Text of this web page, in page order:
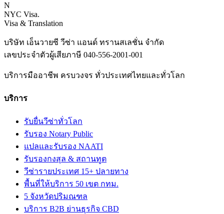
N
NYC Visa.
Visa & Translation
บริษัท เอ็นวายซี วีซ่า แอนด์ ทรานสเลชั่น จำกัด
เลขประจำตัวผู้เสียภาษี 040-556-2001-001
บริการมืออาชีพ ครบวงจร ทั่วประเทศไทยและทั่วโลก
บริการ
รับยื่นวีซ่าทั่วโลก
รับรอง Notary Public
แปลและรับรอง NAATI
รับรองกงสุล & สถานทูต
วีซ่ารายประเทศ 15+ ปลายทาง
พื้นที่ให้บริการ 50 เขต กทม.
5 จังหวัดปริมณฑล
บริการ B2B ย่านธุรกิจ CBD